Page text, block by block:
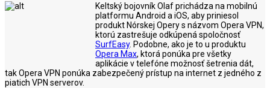
Keltský bojovník Olaf prichádza na mobilnú
platformu Android a iOS, aby priniesol
produkt Nórskej Opery s názvom Opera VPN,
ktorú zastrešuje odkúpená spoločnosť
SurfEasy. Podobne, ako je to u produktu
Opera Max, ktorá ponúka pre všetky
aplikácie v telefóne možnosť šetrenia dát,
tak Opera VPN ponúka zabezpečený prístup na internet z jedného z
piatich VPN serverov.